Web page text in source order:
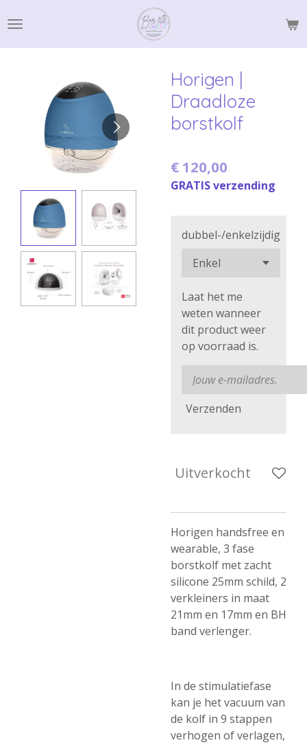
direct
naar
Horigen |
Draadloze
borstkolf
€ 120,00
GRATIS verzending
dubbel-/enkelzijdig
Laat het me
weten wanneer
dit product weer
op voorraad is.
Verzenden
Uitverkocht
Horigen handsfree en
wearable, 3 fase
borstkolf met zacht
silicone 25mm schild, 2
verkleiners in maat
21mm en 17mm en BH
band verlenger.
In de stimulatiefase
kan je het vacuum van
de kolf in 9 stappen
verhogen of verlagen,